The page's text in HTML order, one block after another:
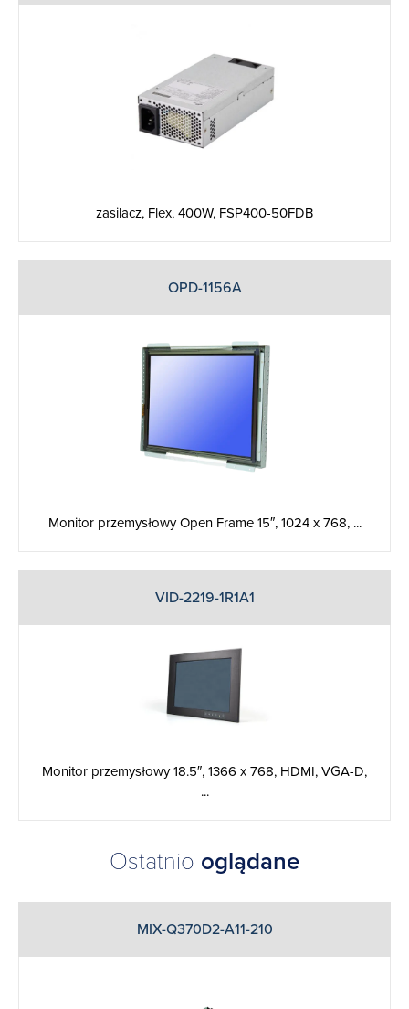
zasilacz, Flex, 400W, FSP400-50FDB
OPD-1156A
Monitor przemysłowy Open Frame 15″, 1024 x 768, ...
VID-2219-1R1A1
Monitor przemysłowy 18.5″, 1366 x 768, HDMI, VGA-D,
...
Ostatnio oglądane
MIX-Q370D2-A11-210